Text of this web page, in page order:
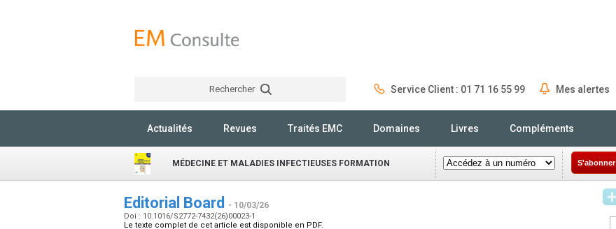
Rechercher Service Client : 01 71 16 55 99 Mes alertes
Actualités Revues Traités EMC Domaines Livres Compléments
MÉDECINE ET MALADIES INFECTIEUSES FORMATION S'abonner
Editorial Board - 10/03/26
Doi : 10.1016/S2772-7432(26)00023-1
Le texte complet de cet article est disponible en PDF.